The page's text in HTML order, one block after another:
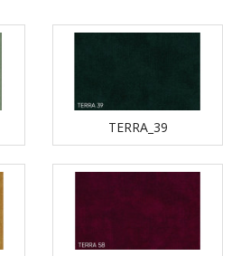
TERRA_39